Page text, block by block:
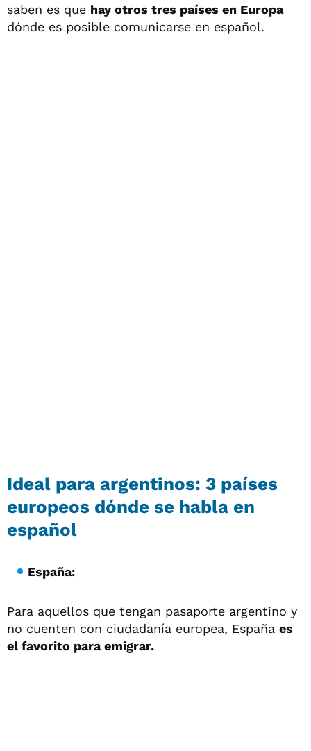
saben es que hay otros tres países en Europa
dónde es posible comunicarse en español.
Ideal para argentinos: 3 países
europeos dónde se habla en
español
España:
Para aquellos que tengan pasaporte argentino y
no cuenten con ciudadanía europea, España es
el favorito para emigrar.